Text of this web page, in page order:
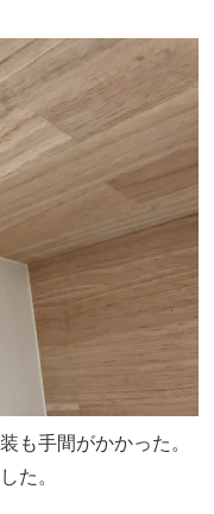
も手間がかかった。
た。